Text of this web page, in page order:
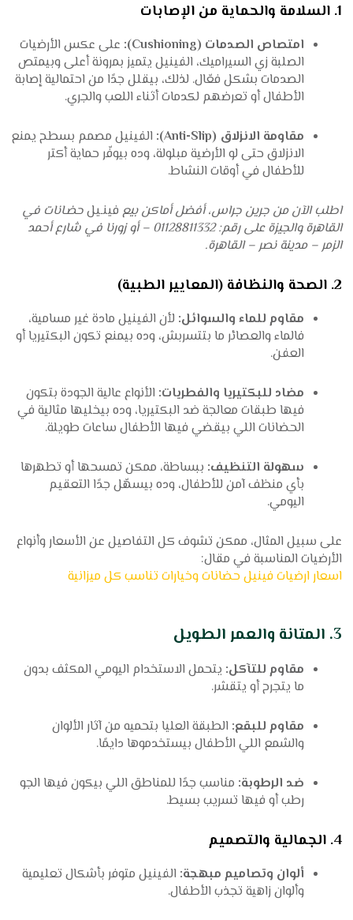
1. السلامة والحماية من الإصابات
امتصاص الصدمات (Cushioning):
على عكس الأرضيات
الصلبة زي السيراميك، الفينيل يتميز بمرونة أعلى وبيمتص
الصدمات بشكل فعّال. لذلك، بيقلل جدًا من احتمالية إصابة
الأطفال أو تعرضهم لكدمات أثناء اللعب والجري.
مقاومة الانزلاق (Anti-Slip):
الفينيل مصمم بسطح يمنع
الانزلاق حتى لو الأرضية مبلولة، وده بيوفّر حماية أكتر
للأطفال في أوقات النشاط.
اطلب الآن من جرين جراس، أفضل أماكن بيع فينـيلحضـانات في
القاهرة والجيزة على رقم: 01128811332 – أو زورنا في شارع أحمد
الزمر – مدينة نصر – القاهرة.
2. الصحة والنظافة (المعايير الطبية)
مقاوم للماء والسوائل: لأن الفينيل مادة غير مسامية،
فالماء والعصائر ما بتتسربش، وده بيمنع تكون البكتيريا أو
العفن.
مضاد للبكتيريا والفطريات: الأنواع عالية الجودة بتكون
فيها طبقات معالجة ضد البكتيريا، وده بيخليها مثالية في
الحضانات اللي بيقضي فيها الأطفال ساعات طويلة.
سهولة التنظيف: ببساطة، ممكن تمسحها أو تطهرها
بأي منظف آمن للأطفال، وده بيسهّل جدًا التعقيم
اليومي.
على سبيل المثال، ممكن تشوف كل التفاصيل عن الأسعار وأنواع
الأرضيات المناسبة في مقال:
اسعار ارضيات فينيل حضانات وخيارات تناسب كل ميزانية
3. المتانة والعمر الطويل
مقاوم للتآكل: يتحمل الاستخدام اليومي المكثف بدون
ما يتجرح أو يتقشر.
مقاوم للبقع: الطبقة العليا بتحميه من آثار الألوان
والشمع اللي الأطفال بيستخدموها دايمًا.
ضد الرطوبة: مناسب جدًا للمناطق اللي بيكون فيها الجو
رطب أو فيها تسريب بسيط.
4. الجمالية والتصميم
ألوان وتصاميم مبهجة: الفينيل متوفر بأشكال تعليمية
وألوان زاهية تجذب الأطفال.